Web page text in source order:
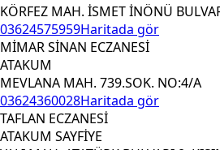
KÖRFEZ MAH. İSMET İNÖNÜ
03624575959Haritada gör
MİMAR SİNAN ECZANESİ
ATAKUM
MEVLANA MAH. 739.SOK. NO:4/A
03624360028Haritada gör
TAFLAN ECZANESİ
ATAKUM SAYFİYE